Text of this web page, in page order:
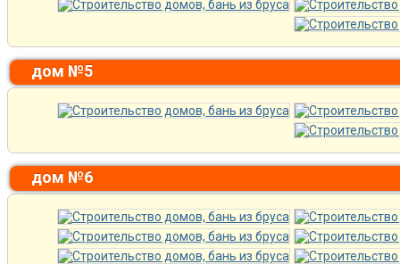
дом №5
дом №6